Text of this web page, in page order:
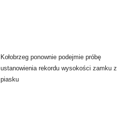
Kołobrzeg ponownie podejmie próbę
ustanowienia rekordu wysokości zamku z
piasku